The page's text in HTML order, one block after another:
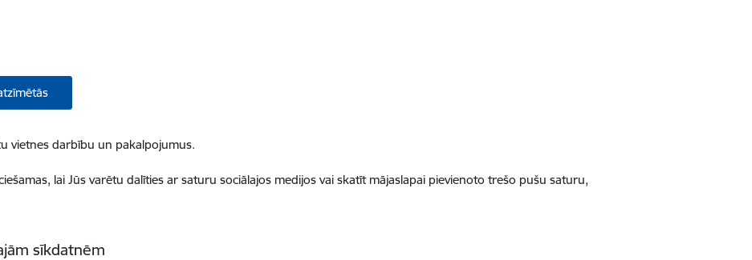
vietnes darbību un pakalpojumus.
lai Jūs varētu dalīties ar saturu sociālajos medijos vai skatīt mājaslapai pievienoto trešo pušu saturu,
sīkdatnēm